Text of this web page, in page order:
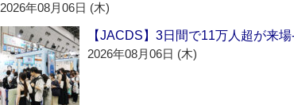
2026年08月06日 (木)
【JACDS】3日間で11万人超が来
2026年08月06日 (木)